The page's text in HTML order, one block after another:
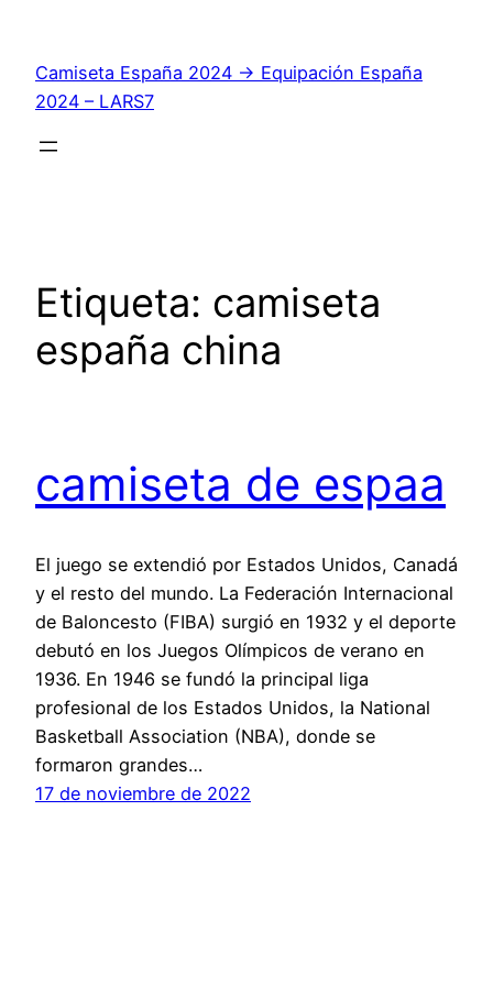
contenido
Camiseta España 2024 → Equipación España
2024 – LARS7
Etiqueta: camiseta
españa china
camiseta de espaa
El juego se extendió por Estados Unidos, Canadá
y el resto del mundo. La Federación Internacional
de Baloncesto (FIBA) surgió en 1932 y el deporte
debutó en los Juegos Olímpicos de verano en
1936. En 1946 se fundó la principal liga
profesional de los Estados Unidos, la National
Basketball Association (NBA), donde se
formaron grandes…
17 de noviembre de 2022